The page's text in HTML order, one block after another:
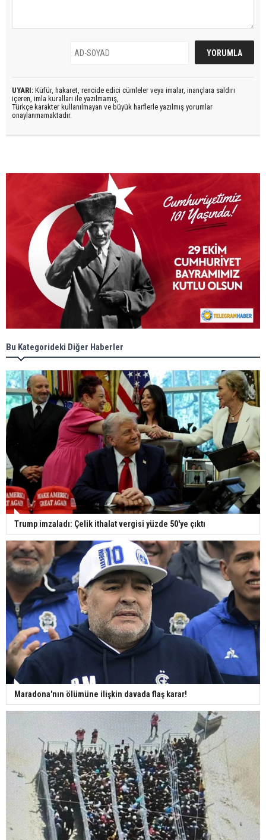
UYARI: Küfür, hakaret, rencide edici cümleler veya imalar, inançlara saldırı
içeren, imla kuralları ile yazılmamış,
Türkçe karakter kullanılmayan ve büyük harflerle yazılmış yorumlar
onaylanmamaktadır.
Bu Kategorideki Diğer Haberler
Trump imzaladı: Çelik ithalat vergisi yüzde 50'ye çıktı
Maradona'nın ölümüne ilişkin davada flaş karar!